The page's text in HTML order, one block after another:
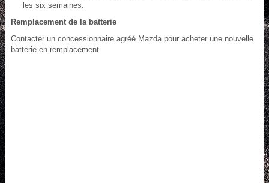
les six semaines.
Remplacement de la batterie
Contacter un concessionnaire agréé Mazda pour acheter une nouvelle
batterie en remplacement.